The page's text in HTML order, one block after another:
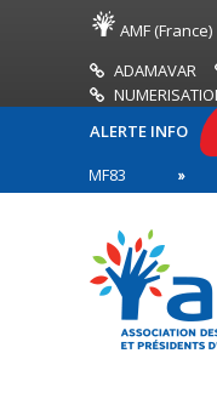
AMF (France)
ADAMAVAR
ALERTE INFO
première ligne